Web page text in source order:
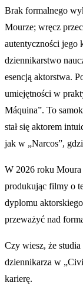
Brak formalnego
Mourze; wręcz
autentyczności jego
dziennikarstwo
esencją aktorstwa.
umiejętności w
Máquina”. To
stał się aktorem
jak w „Narcos”,
W 2026 roku
produkując filmy o
dyplomu
przeważyć nad
Czy wiesz, że
dziennikarza w
karierę.